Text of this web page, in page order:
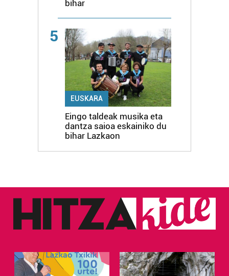
bihar
5
EUSKARA
Eingo taldeak musika eta
dantza saioa eskainiko du
bihar Lazkaon